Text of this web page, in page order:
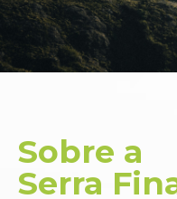
Sobre a
Serra